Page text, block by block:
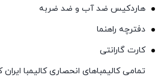
هاردکیس ضد آب و ضد ضربه
دفترچه راهنما
کارت گارانتی
تمامی کالیمباهای انحصاری کالیمبا